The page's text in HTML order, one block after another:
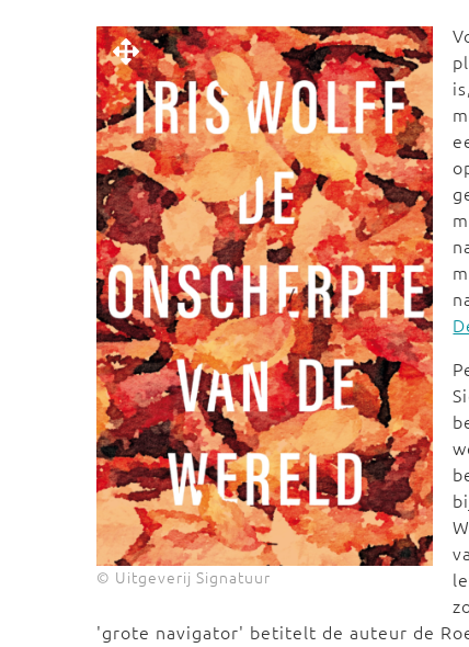
© Uitgeverij Signatuur
'grote navigator' betitelt de auteur de